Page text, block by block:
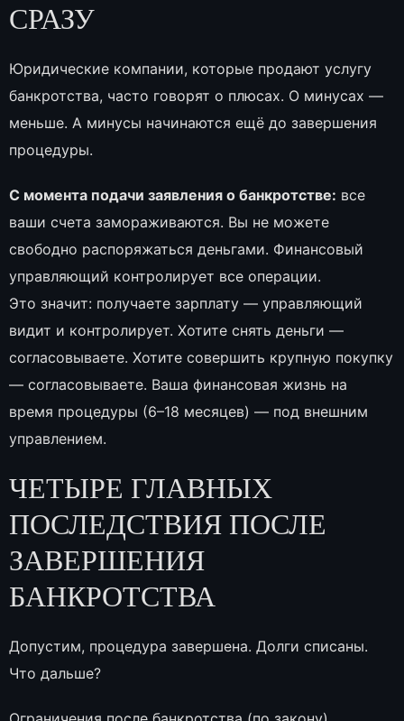
СРАЗУ
Юридические компании, которые продают услугу
банкротства, часто говорят о плюсах. О минусах —
меньше. А минусы начинаются ещё до завершения
процедуры.
С момента подачи заявления о банкротстве: все
ваши счета замораживаются. Вы не можете
свободно распоряжаться деньгами. Финансовый
управляющий контролирует все операции.
Это значит: получаете зарплату — управляющий
видит и контролирует. Хотите снять деньги —
согласовываете. Хотите совершить крупную покупку
— согласовываете. Ваша финансовая жизнь на
время процедуры (6–18 месяцев) — под внешним
управлением.
ЧЕТЫРЕ ГЛАВНЫХ
ПОСЛЕДСТВИЯ ПОСЛЕ
ЗАВЕРШЕНИЯ
БАНКРОТСТВА
Допустим, процедура завершена. Долги списаны.
Что дальше?